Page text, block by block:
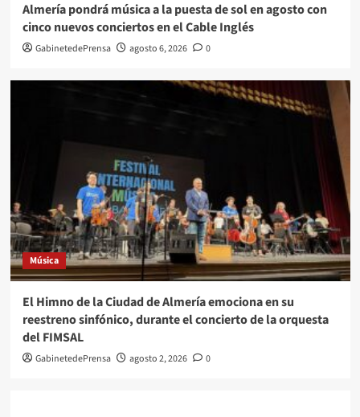
Almería pondrá música a la puesta de sol en agosto con
cinco nuevos conciertos en el Cable Inglés
GabinetedePrensa agosto 6, 2026 0
Música
El Himno de la Ciudad de Almería emociona en su
reestreno sinfónico, durante el concierto de la orquesta
del FIMSAL
GabinetedePrensa agosto 2, 2026 0